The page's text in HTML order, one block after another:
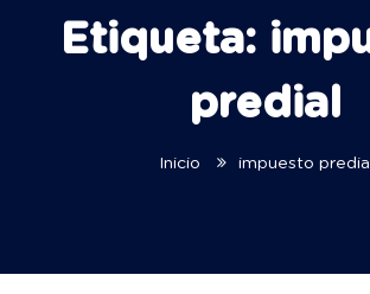
Etiqueta:
predial
Inicio impuesto